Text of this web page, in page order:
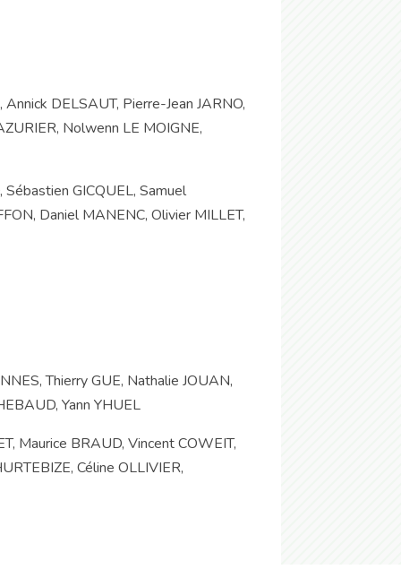
DELSAUT, Pierre-Jean JARNO,
Nolwenn LE MOIGNE,
GICQUEL, Samuel
Daniel MANENC, Olivier MILLET,
Thierry GUE, Nathalie JOUAN,
Yann YHUEL
Maurice BRAUD, Vincent COWEIT,
Céline OLLIVIER,